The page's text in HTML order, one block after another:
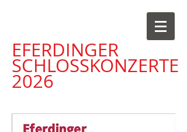
EFERDINGER
SCHLOSSKONZERTE
2026